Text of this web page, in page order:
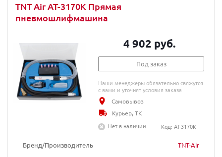
TNT Air AT-3170K Прямая
пневмошлифмашина
Бренд/Производитель TNT-Air
4 902 руб.
Под заказ
Наши менеджеры обязательно свяжутся
с вами и уточнят условия заказа
Самовывоз
Курьер, ТК
Нет в наличии
Код: AT-3170K